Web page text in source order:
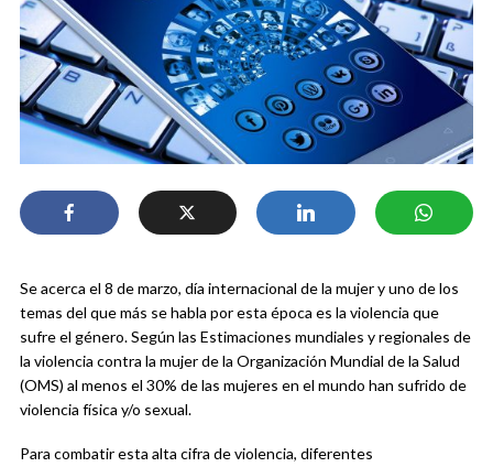
Se acerca el 8 de marzo, día internacional de la mujer y uno de los
temas del que más se habla por esta época es la violencia que
sufre el género. Según las Estimaciones mundiales y regionales de
la violencia contra la mujer de la Organización Mundial de la Salud
(OMS) al menos el 30% de las mujeres en el mundo han sufrido de
violencia física y/o sexual.
Para combatir esta alta cifra de violencia, diferentes